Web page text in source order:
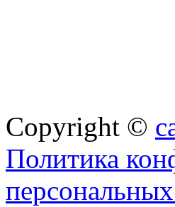
Copyright ©
Политика